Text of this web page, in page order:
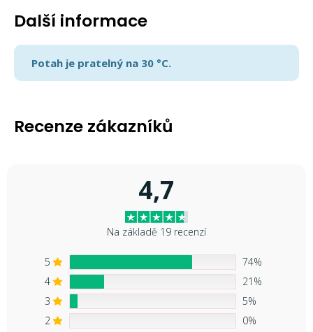
Další informace
Potah je pratelný na 30 °C.
Recenze zákazníků
4,7
Na základě 19 recenzí
5
74%
4
21%
3
5%
2
0%